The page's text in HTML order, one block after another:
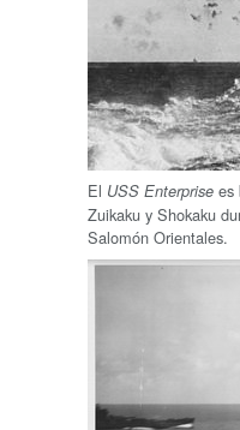
El USS Enterprise es
Zuikaku y Shokaku
Salomón Orientales.